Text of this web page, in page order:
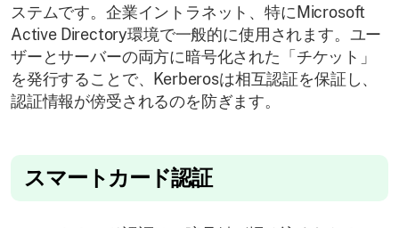
ステムです。企業イントラネット、特にMicrosoft
Active Directory環境で一般的に使用されます。ユー
ザーとサーバーの両方に暗号化された「チケット」
を発行することで、Kerberosは相互認証を保証し、
認証情報が傍受されるのを防ぎます。
スマートカード認証